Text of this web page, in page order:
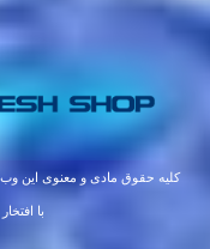
کلیه حقوق مادی و معنوی این
با